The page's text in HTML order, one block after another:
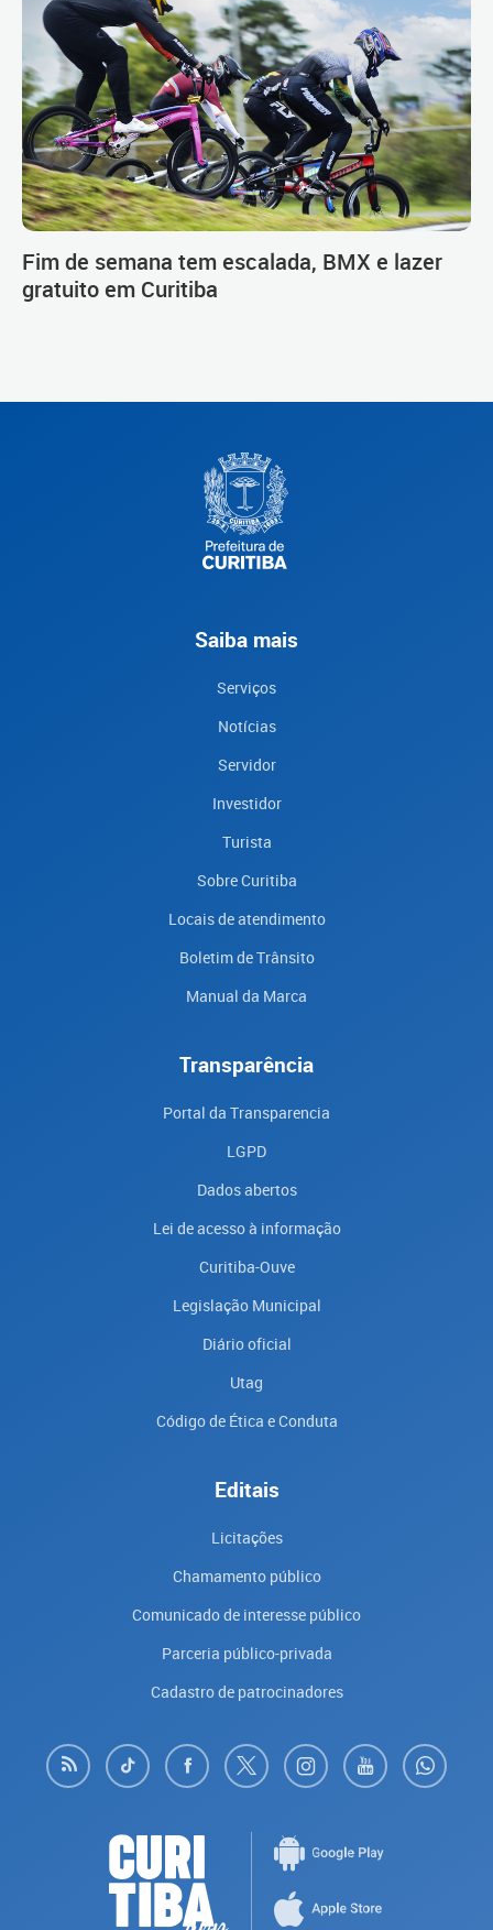
Fim de semana tem escalada, BMX e lazer
gratuito em Curitiba
Saiba mais
Serviços
Notícias
Servidor
Investidor
Turista
Sobre Curitiba
Locais de atendimento
Boletim de Trânsito
Manual da Marca
Transparência
Portal da Transparencia
LGPD
Dados abertos
Lei de acesso à informação
Curitiba-Ouve
Legislação Municipal
Diário oficial
Utag
Código de Ética e Conduta
Editais
Licitações
Chamamento público
Comunicado de interesse público
Parceria público-privada
Cadastro de patrocinadores